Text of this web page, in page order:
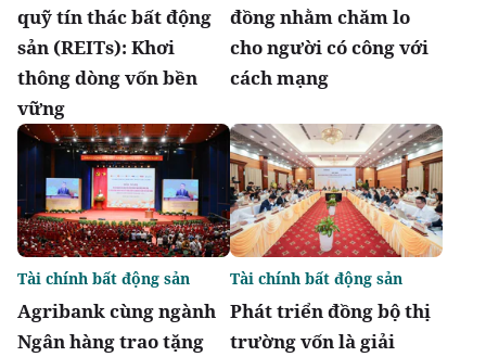
quỹ tín thác bất động
sản (REITs): Khơi
thông dòng vốn bền
vững
đồng nhằm chăm lo
cho người có công với
cách mạng
Agribank cùng ngành
Ngân hàng trao tặng
Tài chính bất động sản
Phát triển đồng bộ thị
trường vốn là giải
Tài chính bất động sản